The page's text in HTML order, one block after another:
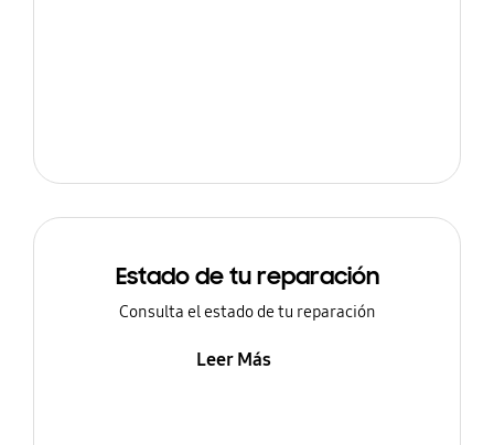
Estado de tu reparación
Consulta el estado de tu reparación
Leer Más